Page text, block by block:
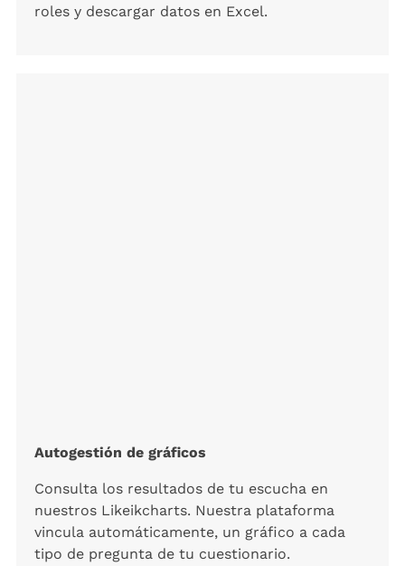
roles y descargar datos en Excel.
Autogestión de gráficos
Consulta los resultados de tu escucha en
nuestros Likeikcharts. Nuestra plataforma
vincula automáticamente, un gráfico a cada
tipo de pregunta de tu cuestionario.